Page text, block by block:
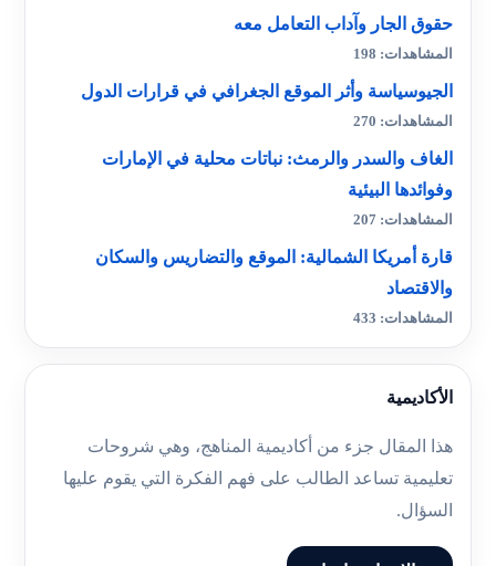
حقوق الجار وآداب التعامل معه
المشاهدات: 198
الجيوسياسة وأثر الموقع الجغرافي في قرارات الدول
المشاهدات: 270
الغاف والسدر والرمث: نباتات محلية في الإمارات
وفوائدها البيئية
المشاهدات: 207
قارة أمريكا الشمالية: الموقع والتضاريس والسكان
والاقتصاد
المشاهدات: 433
الأكاديمية
هذا المقال جزء من أكاديمية المناهج، وهي شروحات
تعليمية تساعد الطالب على فهم الفكرة التي يقوم عليها
السؤال.